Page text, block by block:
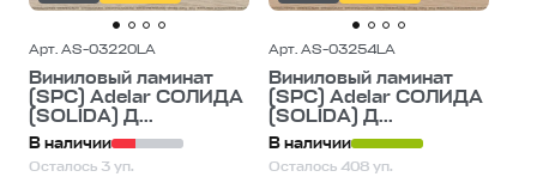
Арт. AS-03220LA
Виниловый ламинат
(SPC) Adelar СОЛИДА
(SOLIDA) Д...
В наличии
Осталось 3 уп.
Арт. AS-03254LA
Виниловый ламинат
(SPC) Adelar СОЛИДА
(SOLIDA) Д...
В наличии
Осталось 408 уп.